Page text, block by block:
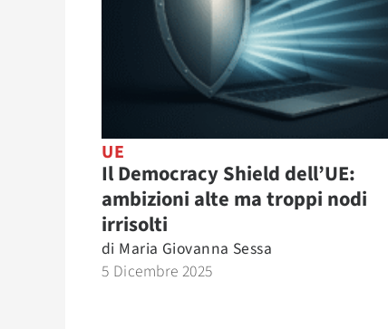
UE
Il Democracy Shield dell’UE:
ambizioni alte ma troppi nodi
irrisolti
di Maria Giovanna Sessa
5 Dicembre 2025